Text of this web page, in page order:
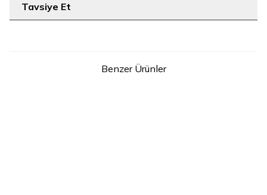
Tavsiye Et
Benzer Ürünler
2